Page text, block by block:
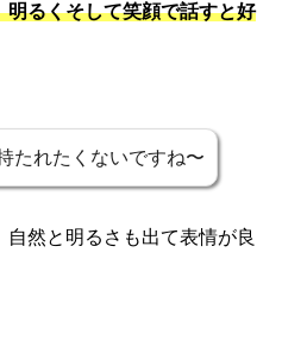
るくそして笑顔で話すと好
たれたくないですね〜
然と明るさも出て表情が良